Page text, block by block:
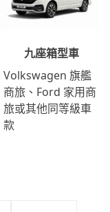
九座箱型車
Volkswagen 旗艦
商旅、Ford 家用商
旅或其他同等級車
款